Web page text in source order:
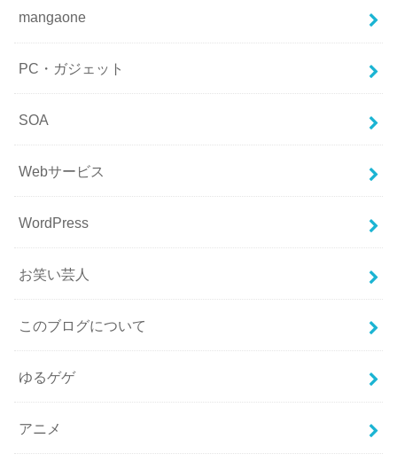
mangaone
PC・ガジェット
SOA
Webサービス
WordPress
お笑い芸人
このブログについて
ゆるゲゲ
アニメ